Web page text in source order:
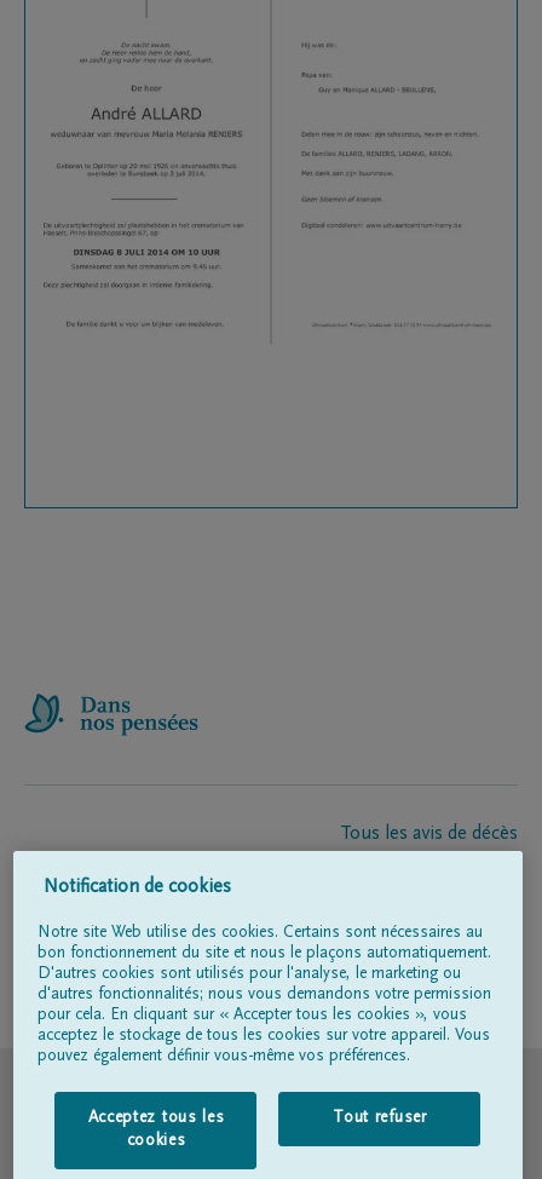
Tous les avis de décès
Entrepreneur de pompes funèbres
Suivez-nous sur
Conditions d'utilisation
Notification de cookies
Notre site Web utilise des cookies. Certains sont nécessaires au
bon fonctionnement du site et nous le plaçons automatiquement.
D'autres cookies sont utilisés pour l'analyse, le marketing ou
d'autres fonctionnalités; nous vous demandons votre permission
pour cela. En cliquant sur « Accepter tous les cookies », vous
acceptez le stockage de tous les cookies sur votre appareil. Vous
pouvez également définir vous-même vos préférences.
Acceptez tous les
cookies
Tout refuser